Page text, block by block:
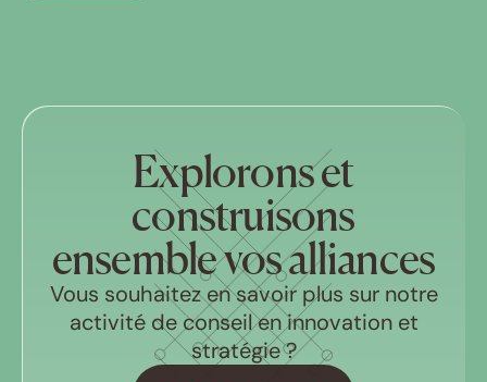
Explorons et
construisons
ensemble vos alliances
Vous souhaitez en savoir plus sur notre
activité de conseil en innovation et
stratégie ?